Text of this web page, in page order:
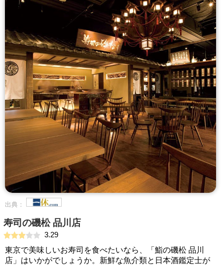
出典：
寿司の磯松 品川店
3.29
東京で美味しいお寿司を食べたいなら、「鮨の磯松 品川
店」はいかがでしょうか。新鮮な魚介類と日本酒鑑定士が